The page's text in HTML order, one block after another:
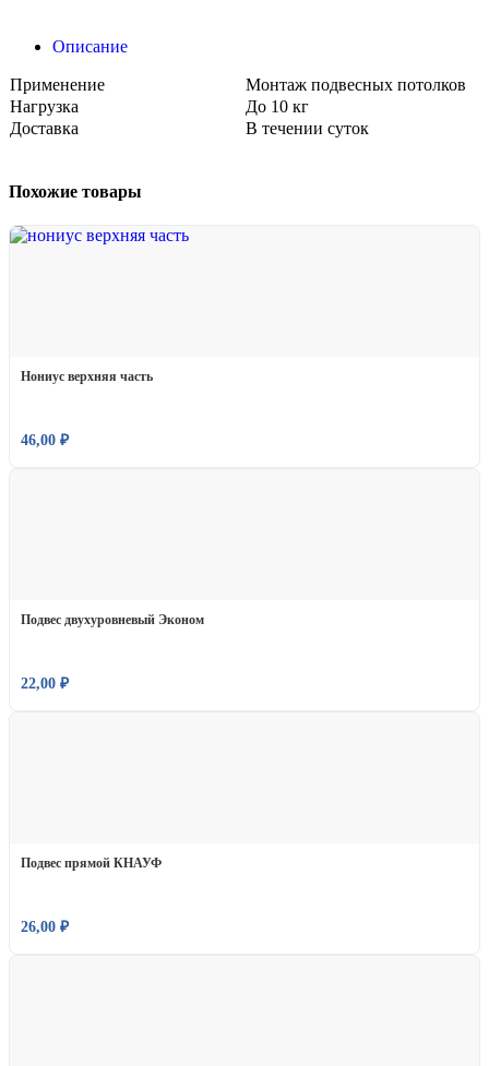
Описание
Применение
Монтаж подвесных потолков
Нагрузка
До 10 кг
Доставка
В течении суток
Похожие товары
Нониус верхняя часть
46,00 ₽
Подвес двухуровневый Эконом
22,00 ₽
Подвес прямой КНАУФ
26,00 ₽